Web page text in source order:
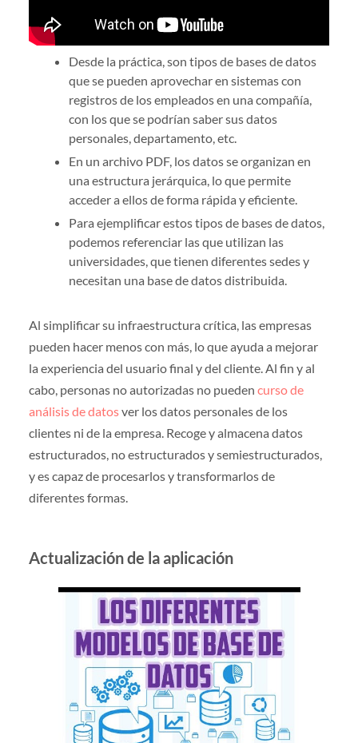
Desde la práctica, son tipos de bases de datos
que se pueden aprovechar en sistemas con
registros de los empleados en una compañía,
con los que se podrían saber sus datos
personales, departamento, etc.
En un archivo PDF, los datos se organizan en
una estructura jerárquica, lo que permite
acceder a ellos de forma rápida y eficiente.
Para ejemplificar estos tipos de bases de datos,
podemos referenciar las que utilizan las
universidades, que tienen diferentes sedes y
necesitan una base de datos distribuida.
Al simplificar su infraestructura crítica, las empresas
pueden hacer menos con más, lo que ayuda a mejorar
la experiencia del usuario final y del cliente. Al fin y al
cabo, personas no autorizadas no pueden curso de
análisis de datosver los datos personales de los
clientes ni de la empresa. Recoge y almacena datos
estructurados, no estructurados y semiestructurados,
y es capaz de procesarlos y transformarlos de
diferentes formas.
Actualización de la aplicación